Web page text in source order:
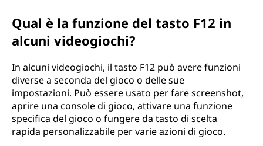
Qual è la funzione del tasto F12 in
alcuni videogiochi?
In alcuni videogiochi, il tasto F12 può avere funzioni
diverse a seconda del gioco o delle sue
impostazioni. Può essere usato per fare screenshot,
aprire una console di gioco, attivare una funzione
specifica del gioco o fungere da tasto di scelta
rapida personalizzabile per varie azioni di gioco.